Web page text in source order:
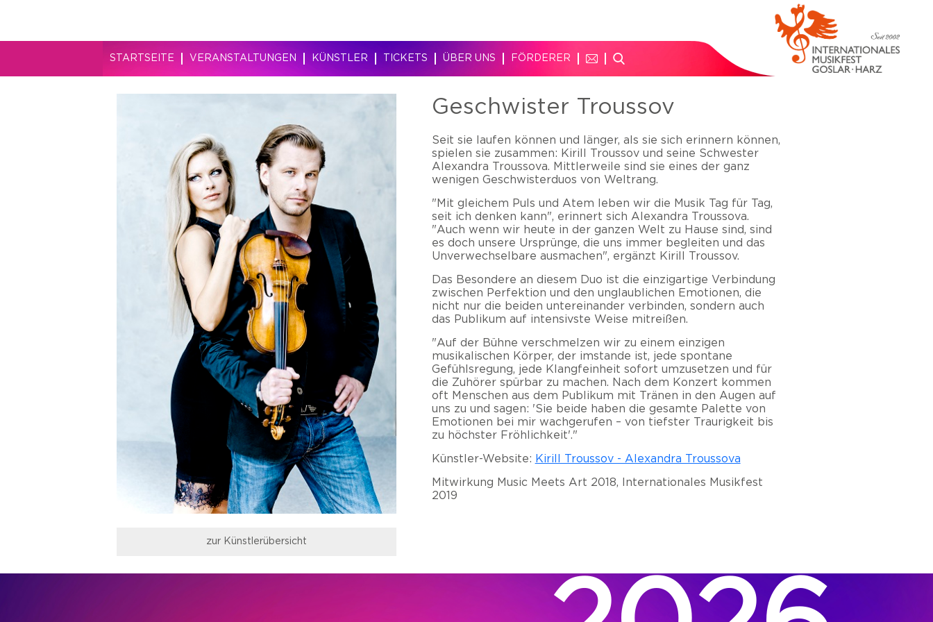
STARTSEITE VERANSTALTUNGEN KÜNSTLER TICKETS ÜBER UNS FÖRDERER
zur Künstlerübersicht
Geschwister Troussov
Seit sie laufen können und länger, als sie sich erinnern können,
spielen sie zusammen: Kirill Troussov und seine Schwester
Alexandra Troussova. Mittlerweile sind sie eines der ganz
wenigen Geschwisterduos von Weltrang.
"Mit gleichem Puls und Atem leben wir die Musik Tag für Tag,
seit ich denken kann", erinnert sich Alexandra Troussova.
"Auch wenn wir heute in der ganzen Welt zu Hause sind, sind
es doch unsere Ursprünge, die uns immer begleiten und das
Unverwechselbare ausmachen", ergänzt Kirill Troussov.
Das Besondere an diesem Duo ist die einzigartige Verbindung
zwischen Perfektion und den unglaublichen Emotionen, die
nicht nur die beiden untereinander verbinden, sondern auch
das Publikum auf intensivste Weise mitreißen.
"Auf der Bühne verschmelzen wir zu einem einzigen
musikalischen Körper, der imstande ist, jede spontane
Gefühlsregung, jede Klangfeinheit sofort umzusetzen und für
die Zuhörer spürbar zu machen. Nach dem Konzert kommen
oft Menschen aus dem Publikum mit Tränen in den Augen auf
uns zu und sagen: 'Sie beide haben die gesamte Palette von
Emotionen bei mir wachgerufen – von tiefster Traurigkeit bis
zu höchster Fröhlichkeit'."
Künstler-Website: Kirill Troussov - Alexandra Troussova
Mitwirkung Music Meets Art 2018, Internationales Musikfest
2019